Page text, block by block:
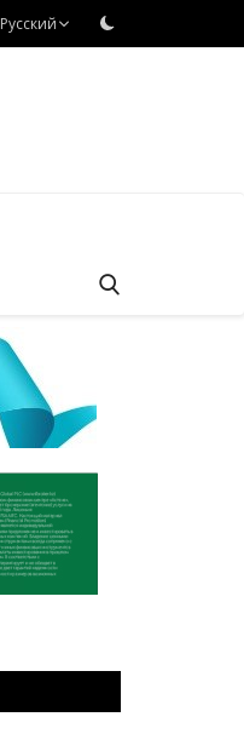
Русский